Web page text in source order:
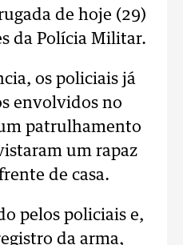
de hoje (29)
da Polícia Militar.
os policiais já
envolvidos no
patrulhamento
um rapaz
de casa.
pelos policiais e,
da arma,